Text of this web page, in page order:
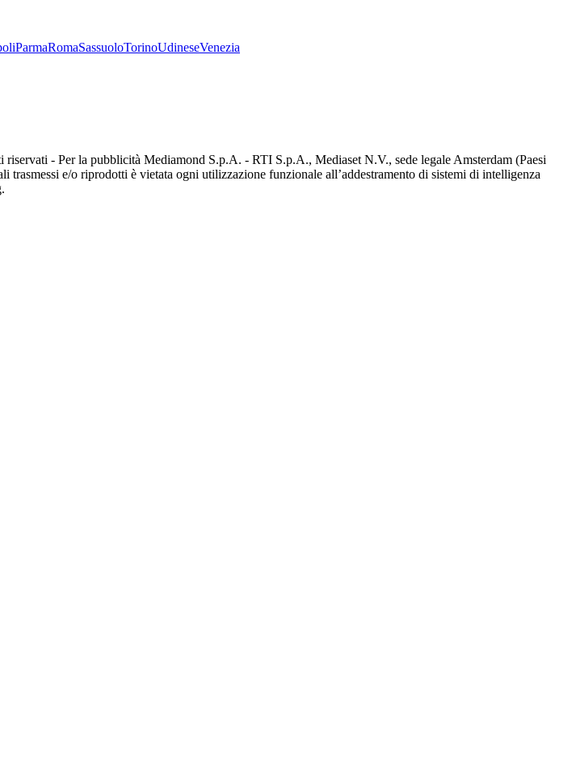
ParmaRomaSassuoloTorinoUdineseVenezia
- Per la pubblicità Mediamond S.p.A. - RTI S.p.A., Mediaset N.V., sede legale Amsterdam (Paesi
trasmessi e/o riprodotti è vietata ogni utilizzazione funzionale all’addestramento di sistemi di intelligenza